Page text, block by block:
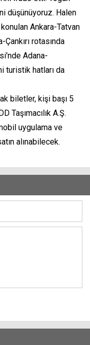
düşünüyoruz. Halen
Ankara-Tatvan
rotasında
Adana-
turistik hatları da
biletler, kişi başı 5
Taşımacılık A.Ş.
uygulama ve
alınabilecek.